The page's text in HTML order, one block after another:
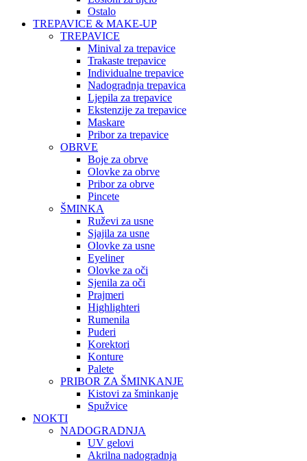
Ostalo
TREPAVICE & MAKE-UP
TREPAVICE
Minival za trepavice
Trakaste trepavice
Individualne trepavice
Nadogradnja trepavica
Ljepila za trepavice
Ekstenzije za trepavice
Maskare
Pribor za trepavice
OBRVE
Boje za obrve
Olovke za obrve
Pribor za obrve
Pincete
ŠMINKA
Ruževi za usne
Sjajila za usne
Olovke za usne
Eyeliner
Olovke za oči
Sjenila za oči
Prajmeri
Highlighteri
Rumenila
Puderi
Korektori
Konture
Palete
PRIBOR ZA ŠMINKANJE
Kistovi za šminkanje
Spužvice
NOKTI
NADOGRADNJA
UV gelovi
Akrilna nadogradnja